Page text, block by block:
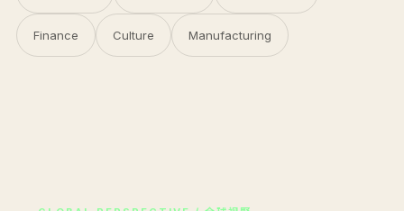
Finance Culture Manufacturing